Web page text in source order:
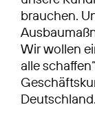
brauchen.
Wir wollen
alle
Deutschland.